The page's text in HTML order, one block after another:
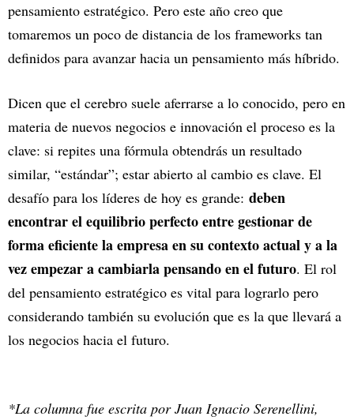
pensamiento estratégico. Pero este año creo que
tomaremos un poco de distancia de los frameworks tan
definidos para avanzar hacia un pensamiento más híbrido.
Dicen que el cerebro suele aferrarse a lo conocido, pero en
materia de nuevos negocios e innovación el proceso es la
clave: si repites una fórmula obtendrás un resultado
similar, “estándar”; estar abierto al cambio es clave. El
desafío para los líderes de hoy es grande: deben
encontrar el equilibrio perfecto entre gestionar de
forma eficiente la empresa en su contexto actual y a la
vez empezar a cambiarla pensando en el futuro. El rol
del pensamiento estratégico es vital para lograrlo pero
considerando también su evolución que es la que llevará a
los negocios hacia el futuro.
*La columna fue escrita por Juan Ignacio Serenellini,